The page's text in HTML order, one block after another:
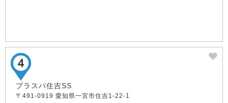
プラスパ住吉SS
〒491-0919 愛知県一宮市住吉1-22-1